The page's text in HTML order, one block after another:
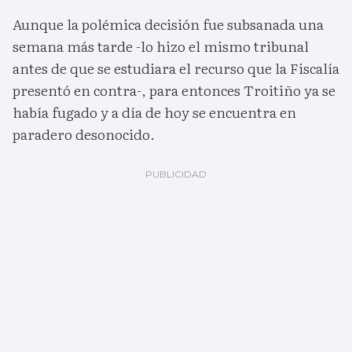
Aunque la polémica decisión fue subsanada una
semana más tarde -lo hizo el mismo tribunal
antes de que se estudiara el recurso que la Fiscalía
presentó en contra-, para entonces Troitiño ya se
había fugado y a día de hoy se encuentra en
paradero desonocido.